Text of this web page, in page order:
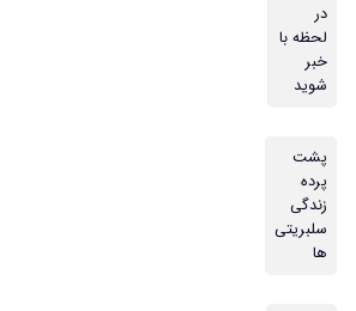
در
لحظه با
خبر
شوید
پشت
پرده
زندگی
سلبریتی
ها